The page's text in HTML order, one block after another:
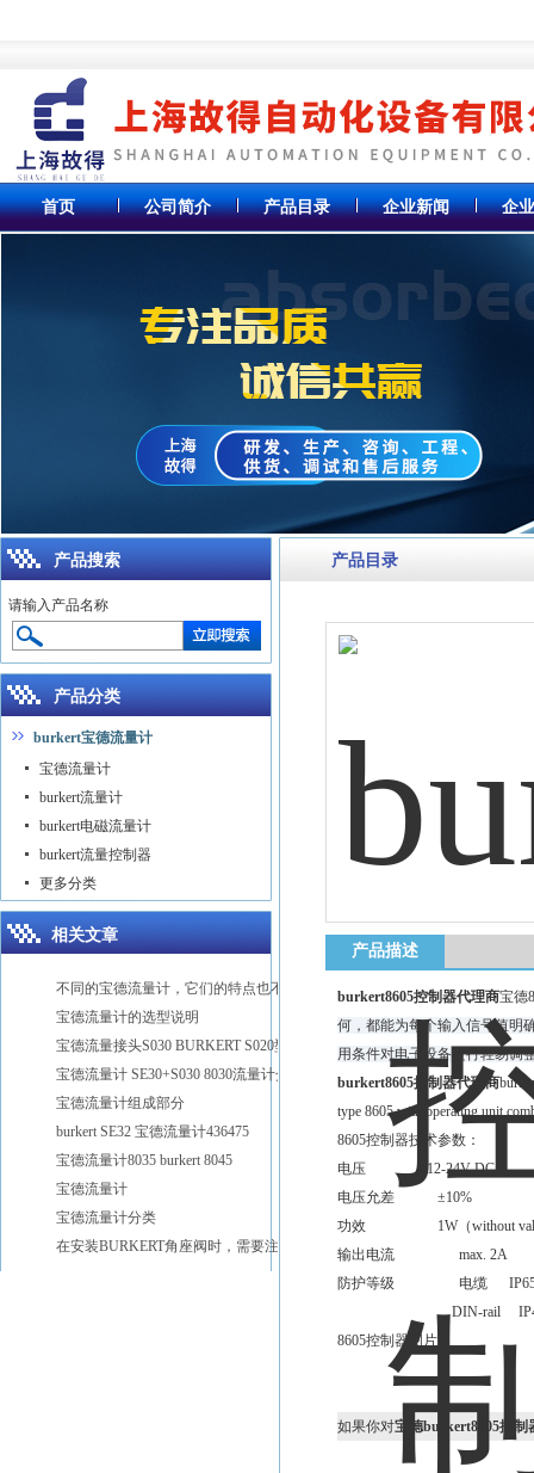
首页 公司简介 产品目录 企业新闻 企
产品目录
产品描述
burkert8605控制器代理商宝德
何，都能为每个输入信号值明
用条件对电子设备进行轻易调
burkert8605控制器代理商
type 8605 with operating unit
8605控制器技术参数：
电压 12-24V DC
电压允差 ±10%
功效 1W（without
输出电流 max. 2A
防护等级 电缆
DIN-rail
8605控制器图片：
如果你对宝德burkert8605控制
产品搜索
请输入产品名称
产品分类
burkert宝德流量计
宝德流量计
burkert流量计
burkert电磁流量计
burkert流量控制器
更多分类
相关文章
不同的宝德流量计，它们的特点也不同
宝德流量计的选型说明
宝德流量接头S030 BURKERT S020型号
宝德流量计 SE30+S030 8030流量计介绍
宝德流量计组成部分
burkert SE32 宝德流量计436475
宝德流量计8035 burkert 8045
宝德流量计
宝德流量计分类